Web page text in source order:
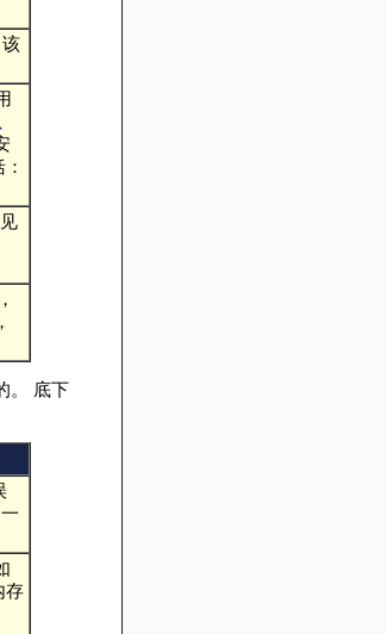
。 底下
存